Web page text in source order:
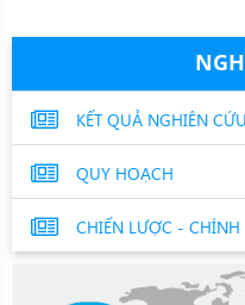
KẾT QUẢ NGHIÊN CỨU
QUY HOẠCH
CHIẾN LƯỢC - CHÍNH